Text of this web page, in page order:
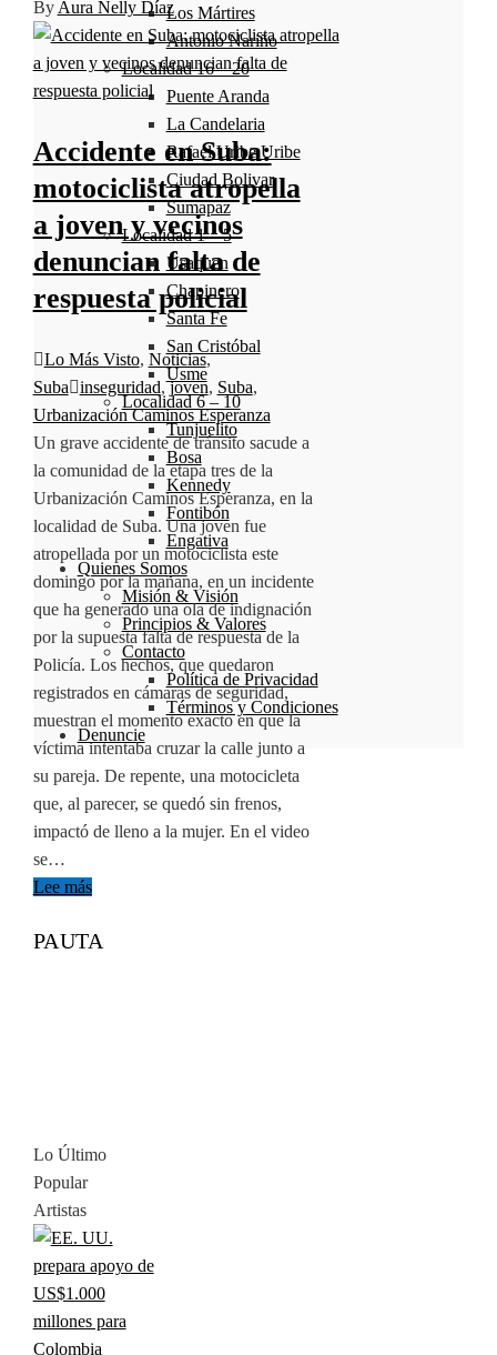
Los Mártires
Antonio Nariño
Localidad 16 – 20
Puente Aranda
La Candelaria
Rafael Uribe Uribe
Ciudad Bolivar
Sumapaz
Localidad 1 – 5
Usaquen
Chapinero
Santa Fe
San Cristóbal
Usme
Localidad 6 – 10
Tunjuelito
Bosa
Kennedy
Fontibón
Engativa
Quienes Somos
Misión & Visión
Principios & Valores
Contacto
Política de Privacidad
Términos y Condiciones
Denuncie
By Aura Nelly Díaz
Accidente en Suba:
motociclista atropella
a joven y vecinos
denuncian falta de
respuesta policial
Lo Más Visto, Noticias,
Suba
inseguridad,joven, Suba,
Urbanización Caminos Esperanza
Un grave accidente de tránsito sacude a
la comunidad de la etapa tres de la
Urbanización Caminos Esperanza, en la
localidad de Suba. Una joven fue
atropellada por un motociclista este
domingo por la mañana, en un incidente
que ha generado una ola de indignación
por la supuesta falta de respuesta de la
Policía. Los hechos, que quedaron
registrados en cámaras de seguridad,
muestran el momento exacto en que la
víctima intentaba cruzar la calle junto a
su pareja. De repente, una motocicleta
que, al parecer, se quedó sin frenos,
impactó de lleno a la mujer. En el video
se…
Lee más
PAUTA
Lo Último
Popular
Artistas